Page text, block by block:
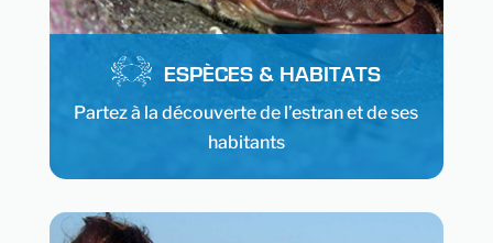
ESPÈCES & HABITATS
Partez à la découverte de l’estran et de ses
habitants